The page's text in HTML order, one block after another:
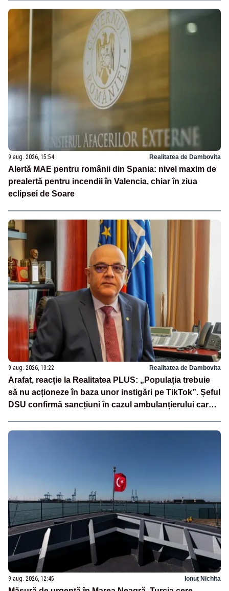
9 aug. 2026, 15:54 Realitatea de Dambovita
Alertă MAE pentru românii din Spania: nivel maxim de
prealertă pentru incendii în Valencia, chiar în ziua
eclipsei de Soare
9 aug. 2026, 13:22 Realitatea de Dambovita
Arafat, reacție la Realitatea PLUS: „Populația trebuie
să nu acționeze în baza unor instigări pe TikTok”. Șeful
DSU confirmă sancțiuni în cazul ambulanțierului care a
9 aug. 2026, 12:45 Ionuț Nichita